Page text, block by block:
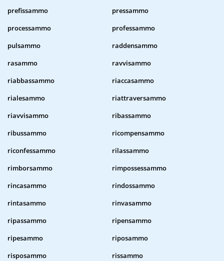
prefissammo
pressammo
processammo
professammo
pulsammo
raddensammo
rasammo
ravvisammo
riabbassammo
riaccasammo
rialesammo
riattraversammo
riavvisammo
ribassammo
ribussammo
ricompensammo
riconfessammo
rilassammo
rimborsammo
rimpossessammo
rincasammo
rindossammo
rintasammo
rinvasammo
ripassammo
ripensammo
ripesammo
riposammo
risposammo
rissammo